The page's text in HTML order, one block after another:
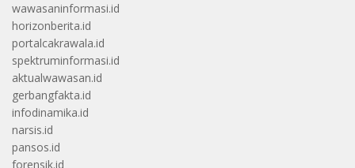
wawasaninformasi.id
horizonberita.id
portalcakrawala.id
spektruminformasi.id
aktualwawasan.id
gerbangfakta.id
infodinamika.id
narsis.id
pansos.id
forensik.id